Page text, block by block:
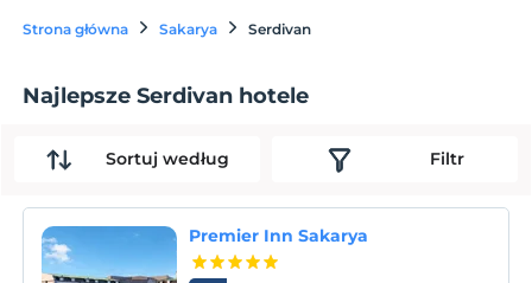
Strona główna Sakarya Serdivan
Najlepsze Serdivan hotele
Sortuj według Filtr
Premier Inn Sakarya